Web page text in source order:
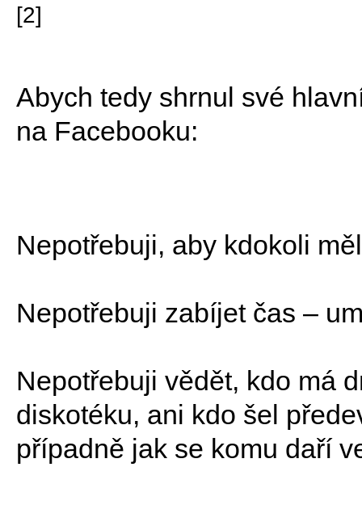
[2]
Abych tedy shrnul své
na Facebooku:
Nepotřebuji, aby kdokoli
Nepotřebuji zabíjet čas –
Nepotřebuji vědět, kdo má
diskotéku, ani kdo šel
případně jak se komu daří